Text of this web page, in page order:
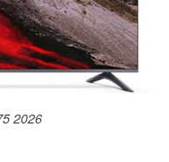
2026